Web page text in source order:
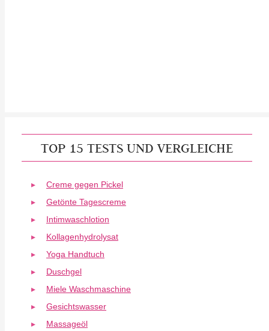
TOP 15 TESTS UND VERGLEICHE
Creme gegen Pickel
Getönte Tagescreme
Intimwaschlotion
Kollagenhydrolysat
Yoga Handtuch
Duschgel
Miele Waschmaschine
Gesichtswasser
Massageöl